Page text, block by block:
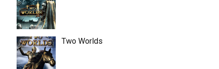
Two Worlds